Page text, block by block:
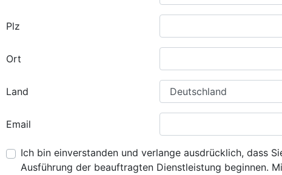
Plz
Ort
Land
Email
Ich bin einverstanden und verlange ausdrücklich, dass
Ausführung der beauftragten Dienstleistung beginnen.